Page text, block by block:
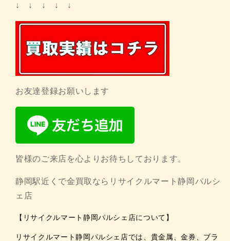
↓ ↓ ↓ ↓ ↓
お友達登録お願いします
皆様のご来店を心よりお待ちしております。
静岡駅近くで金買取ならリサイクルマート静岡パルシ
ェ店
【リサイクルマート静岡パルシェ店について】
リサイクルマート静岡パルシェ店では、貴金属、金券、ブラ